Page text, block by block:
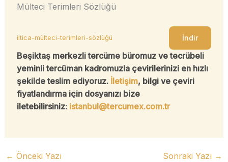
Mülteci Terimleri Sözlüğü
iltica-mülteci-terimleri-sözlüğü İndir
Beşiktaş merkezli tercüme büromuz ve tecrübeli
yeminli tercüman kadromuzla çevirilerinizi en hızlı
şekilde teslim ediyoruz. İletişim, bilgi ve çeviri
fiyatlandırma için dosyanızı bize
iletebilirsiniz: istanbul@tercumex.com.tr
← Önceki Yazı Sonraki Yazı →